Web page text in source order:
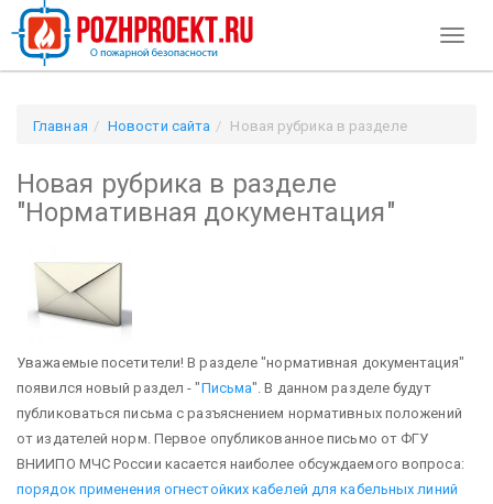
Главная Новости сайта
Новая рубрика в разделе
Новая рубрика в разделе
"Нормативная документация"
Уважаемые посетители! В разделе "нормативная документация"
появился новый раздел - "Письма". В данном разделе будут
публиковаться письма с разъяснением нормативных положений
от издателей норм. Первое опубликованное письмо от ФГУ
ВНИИПО МЧС России касается наиболее обсуждаемого вопроса:
порядок применения огнестойких кабелей для кабельных линий